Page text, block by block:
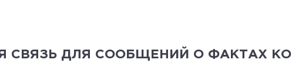
СВЯЗЬ ДЛЯ СООБЩЕНИЙ О ФАКТАХ